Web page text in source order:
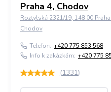
Praha 4, Chodov
Roztylská 2321/19, 148 00
Chodov
Telefon: +420 775 853 568
Info k zakázkám: +420 775
(1331)